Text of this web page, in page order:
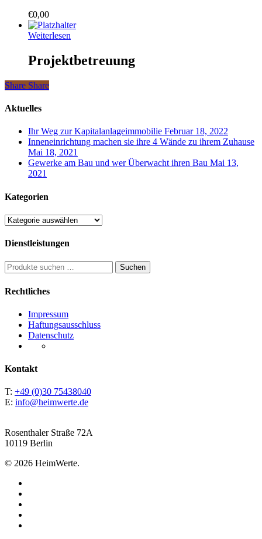
€0,00
Weiterlesen
Projektbetreuung
Share
Share Share
Aktuelles
Ihr Weg zur Kapitalanlageimmobilie Februar 18, 2022
Inneneinrichtung machen sie ihre 4 Wände zu ihrem Zuhause
Mai 18, 2021
Gewerke am Bau und wer Überwacht ihren Bau Mai 13,
2021
Kategorien
Kategorien
Dienstleistungen
Suchen
nach:
Suchen
Rechtliches
Impressum
Haftungsausschluss
Datenschutz
Kontakt
T: +49 (0)30 75438040‬
E: info@heimwerte.de
Rosenthaler Straße 72A
10119 Berlin
© 2026 HeimWerte.